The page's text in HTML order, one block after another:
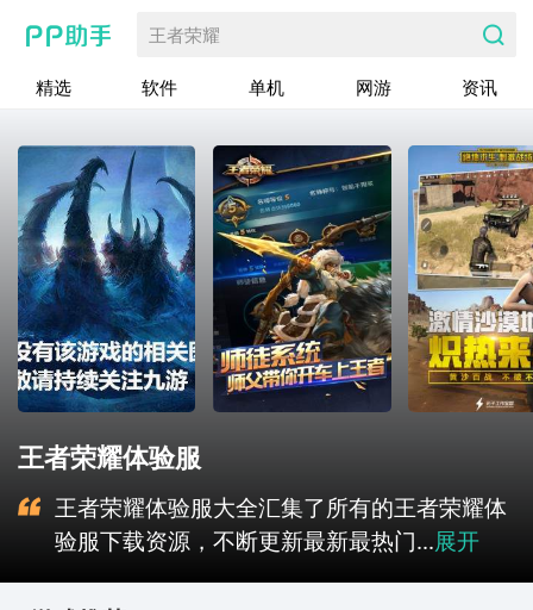
王者荣耀
精选 软件 单机 网游 资讯
王者荣耀体验服
王者荣耀体验服大全汇集了所有的王者荣耀体
验服下载资源，不断更新最新最热门...展开